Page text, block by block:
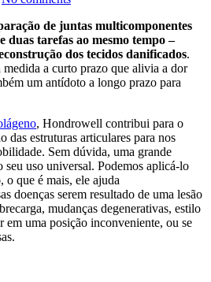
de juntas multicomponentes
tarefas ao mesmo tempo –
dos tecidos danificados.
medida a curto prazo que alivia a dor
um antídoto a longo prazo para
, Hondrowell contribui para o
das estruturas articulares para nos
Sem dúvida, uma grande
seu uso universal. Podemos aplicá-lo
o que é mais, ele ajuda
doenças serem resultado de uma lesão
mudanças degenerativas, estilo
em uma posição inconveniente, ou se